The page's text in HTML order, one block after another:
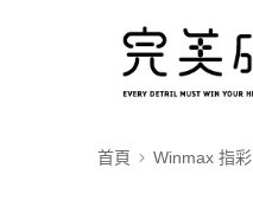
首頁 Winmax 指彩